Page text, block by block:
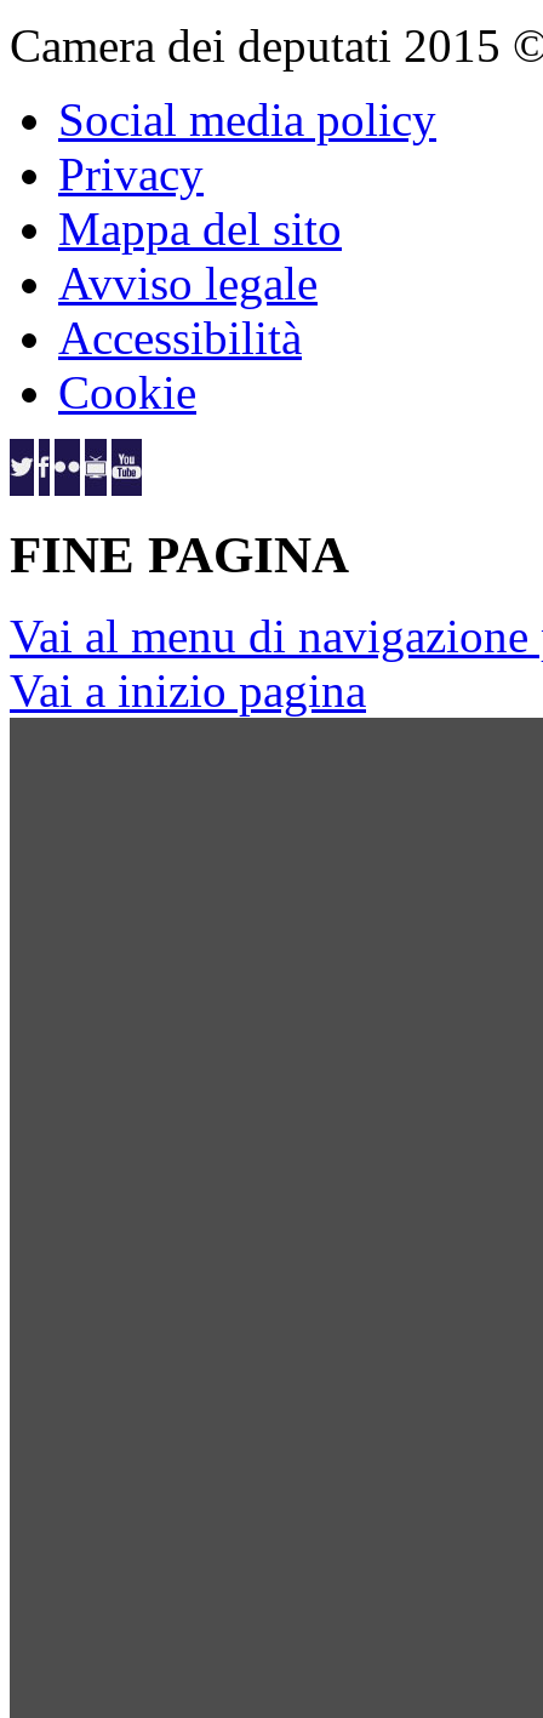
Camera dei deputati
Social media policy
Privacy
Mappa del sito
Avviso legale
Accessibilità
Cookie
FINE PAGINA
Vai al menu di
Vai a inizio pagina